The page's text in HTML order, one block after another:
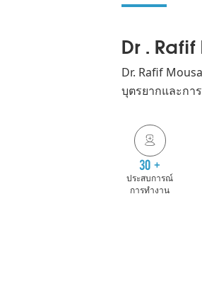
Dr .
Dr. Rafif
บุตรยากและกา

30 +
ประสบการณ์
การทำงาน